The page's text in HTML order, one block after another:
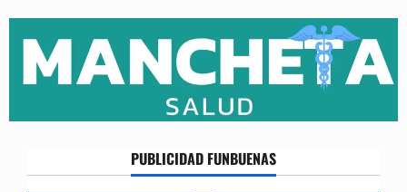
content
PUBLICIDAD FUNBUENAS